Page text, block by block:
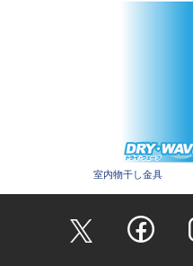
室内物干し金具